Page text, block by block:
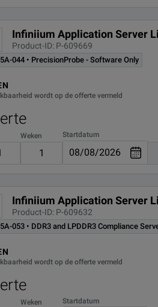
Infiniium Application Server
Product-ID: P-609669
044 • PrecisionProbe - Software Only
wordt op de offerte vermeld
Weken Startdatum
Infiniium Application Server
Product-ID: P-609632
053 • DDR3 and LPDDR3 Compliance
wordt op de offerte vermeld
Weken Startdatum